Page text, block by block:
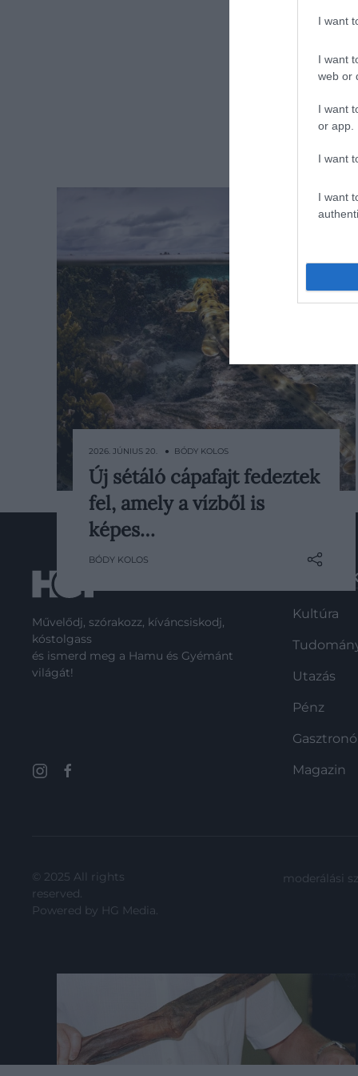
I want
I want
web or
I want
or app.
I want
I want
Új cápafajt fedeztek fel Pápua Új-
Guinea délkeleti partjainál, a Milne-
öböl sekély vizeiben. A Dudgeon-
sétálócápa névre keresztelt állat a
Hemiscyllium nemzetség tizedik
uszonyait szinte lábként használva
képes…
2026. JÚNIUS 20. ● BÓDY KOLOS
Új sétáló cápafajt fedeztek
fel, amely a vízből is
képes…
BÓDY KOLOS
Művelődj, szórakozz, kíváncsiskodj,
kóstolgass
és ismerd meg a Hamu és Gyémánt
világát!
Kultúra
Utazás
Pénz
Magazin
© 2025 All rights
reserved.
Powered by HG Media.
moderálási